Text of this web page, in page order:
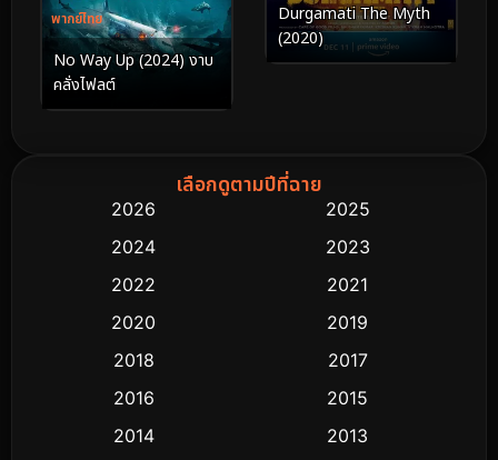
พากย์ไทย
No Way Up (2024) งาบ
คลั่งไฟลต์
Durgamati The Myth
(2020)
เลือกดูตามปีที่ฉาย
2026
2025
2024
2023
2022
2021
2020
2019
2018
2017
2016
2015
2014
2013